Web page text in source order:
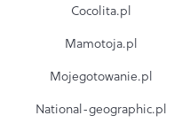
Cocolita.pl
Mamotoja.pl
Mojegotowanie.pl
National-geographic.pl